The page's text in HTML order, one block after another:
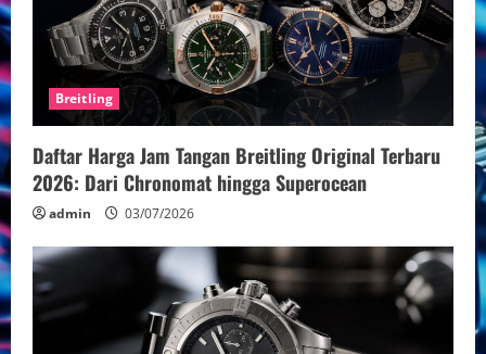
Breitling
Daftar Harga Jam Tangan Breitling Original Terbaru
2026: Dari Chronomat hingga Superocean
admin 03/07/2026